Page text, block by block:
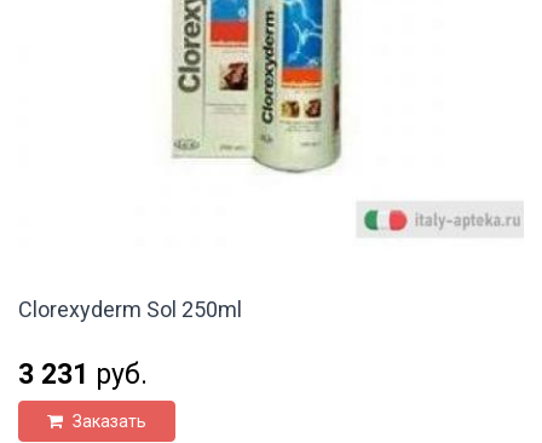
Clorexyderm Sol 250ml
3 231 руб.
Заказать